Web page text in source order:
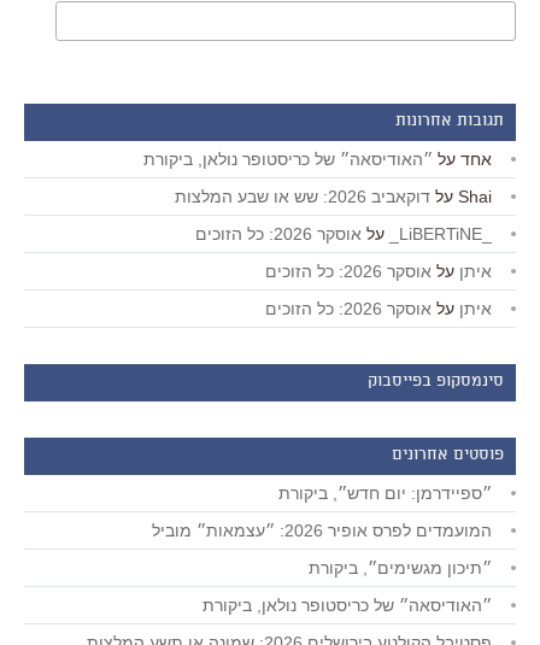
תגובות אחרונות
אחד על ״האודיסאה״ של כריסטופר נולאן, ביקורת
Shai על דוקאביב 2026: שש או שבע המלצות
על אוסקר 2026: כל הזוכים
איתן על אוסקר 2026: כל הזוכים
איתן על אוסקר 2026: כל הזוכים
סינמסקופ בפייסבוק
פוסטים אחרונים
״ספיידרמן: יום חדש״, ביקורת
המועמדים לפרס אופיר 2026: ״עצמאות״ מוביל
״תיכון מגשימים״, ביקורת
״האודיסאה״ של כריסטופר נולאן, ביקורת